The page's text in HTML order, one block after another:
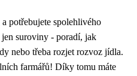
a potřebujete spolehlivého
suroviny - poradí, jak
nebo třeba rozjet rozvoz jídla.
farmářů! Díky tomu máte